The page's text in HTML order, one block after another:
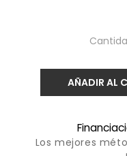
AÑADIR AL
Los mejores